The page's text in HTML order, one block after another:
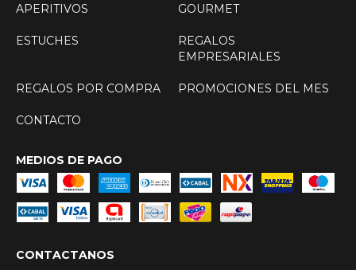
APERITIVOS GOURMET
ESTUCHES
REGALOS
EMPRESARIALES
REGALOS POR COMPRA PROMOCIONES DEL MES
CONTACTO
MEDIOS DE PAGO
CONTACTANOS